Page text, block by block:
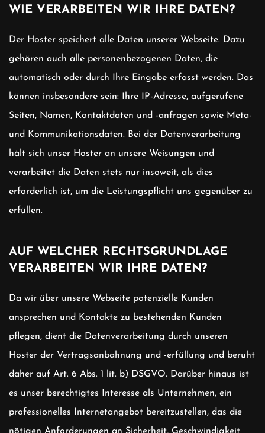
WIE VERARBEITEN WIR IHRE DATEN?
Der Hoster speichert alle Daten unserer Webseite. Dazu
gehören auch alle personenbezogenen Daten, die
automatisch oder durch Ihre Eingabe erfasst werden. Das
können insbesondere sein: Ihre IP-Adresse, aufgerufene
Seiten, Namen, Kontaktdaten und -anfragen sowie Meta-
und Kommunikationsdaten. Bei der Datenverarbeitung
hält sich unser Hoster an unsere Weisungen und
verarbeitet die Daten stets nur insoweit, als dies
erforderlich ist, um die Leistungspflicht uns gegenüber zu
erfüllen.
AUF WELCHER RECHTSGRUNDLAGE
VERARBEITEN WIR IHRE DATEN?
Da wir über unsere Webseite potenzielle Kunden
ansprechen und Kontakte zu bestehenden Kunden
pflegen, dient die Datenverarbeitung durch unseren
Hoster der Vertragsanbahnung und -erfüllung und beruht
daher auf Art. 6 Abs. 1 lit. b) DSGVO. Darüber hinaus ist
es unser berechtigtes Interesse als Unternehmen, ein
professionelles Internetangebot bereitzustellen, das die